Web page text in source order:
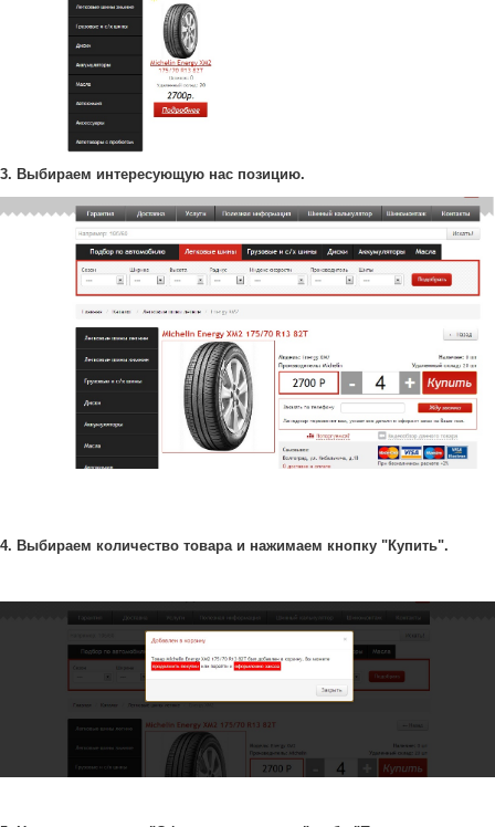
3. Выбираем интересующую нас позицию.
4. Выбираем количество товара и нажимаем кнопку "Купить".